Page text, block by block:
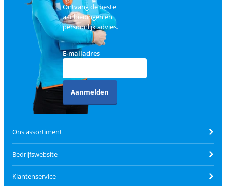
Ontvang de beste
aanbiedingen en
persoonlijk advies.
E-mailadres
Aanmelden
Ons assortiment
Bedrijfswebsite
Klantenservice